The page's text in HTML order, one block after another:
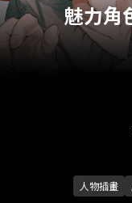
魅力角
人物插畫